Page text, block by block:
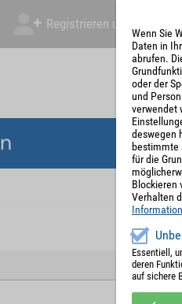
Registrieren und Angebot
Wenn Sie
Daten in
abrufen.
oder der
und
verwendet
deswegen
bestimmte
für die
Blockieren
Verhalten
Essentiell,
deren
auf sichere